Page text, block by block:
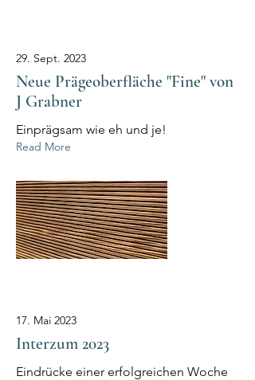
29. Sept. 2023
Neue Prägeoberfläche "Fine" von
J Grabner
Einprägsam wie eh und je!
Read More
17. Mai 2023
Interzum 2023
Eindrücke einer erfolgreichen Woche